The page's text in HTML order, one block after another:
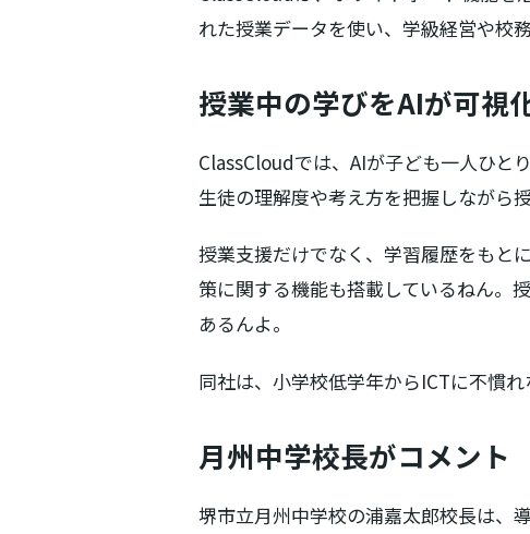
れた授業データを使い、学級経営や校
授業中の学びをAIが可視
ClassCloudでは、AIが子ども一人ひと
生徒の理解度や考え方を把握しながら
授業支援だけでなく、学習履歴をもと
策に関する機能も搭載しているねん。
あるんよ。
同社は、小学校低学年からICTに不慣
月州中学校長がコメント
堺市立月州中学校の浦嘉太郎校長は、